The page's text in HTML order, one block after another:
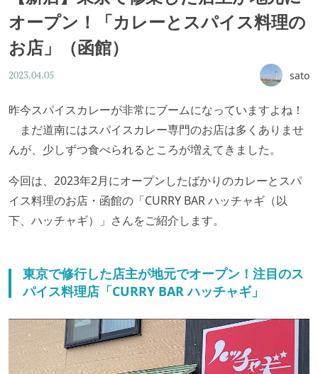
オープン！「カレーとスパイス料理の
お店」（函館）
2023.04.05 sato
昨今スパイスカレーが非常にブームになっていますよね！
まだ道南にはスパイスカレー専門のお店は多くありませ
んが、少しずつ食べられるところが増えてきました。
今回は、2023年2月にオープンしたばかりのカレーとスパ
イス料理のお店・函館の「CURRY BAR ハッチャギ（以
下、ハッチャギ）」さんをご紹介します。
東京で修行した店主が地元でオープン！注目のス
パイス料理店「CURRY BAR ハッチャギ」